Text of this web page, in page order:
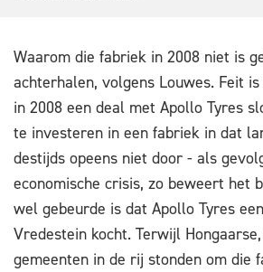
Waarom die fabriek in 2008 niet is
achterhalen, volgens Louwes. Feit
in 2008 een deal met Apollo Tyres
te investeren in een fabriek in dat
destijds opeens niet door - als
economische crisis, zo beweert het
wel gebeurde is dat Apollo Tyres
Vredestein kocht. Terwijl
gemeenten in de rij stonden om die